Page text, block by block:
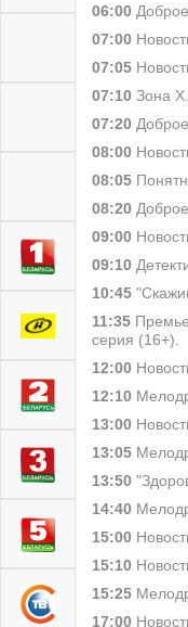
06:00
07:00
07:05
07:10 Зона
07:20
08:00
08:05
08:20
09:00
09:10
10:45
11:35
серия (16+).
12:00
12:10
13:00
13:05
13:50
14:40
15:00
15:10
15:25
17:00